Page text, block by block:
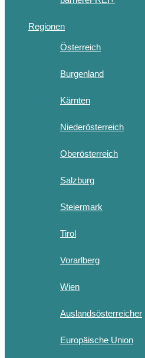
Regionen
Österreich
Burgenland
Kärnten
Niederösterreich
Oberösterreich
Salzburg
Steiermark
Tirol
Vorarlberg
Wien
Auslandsösterreicher
Europäische Union